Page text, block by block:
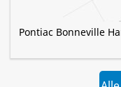
Pontiac Bonneville